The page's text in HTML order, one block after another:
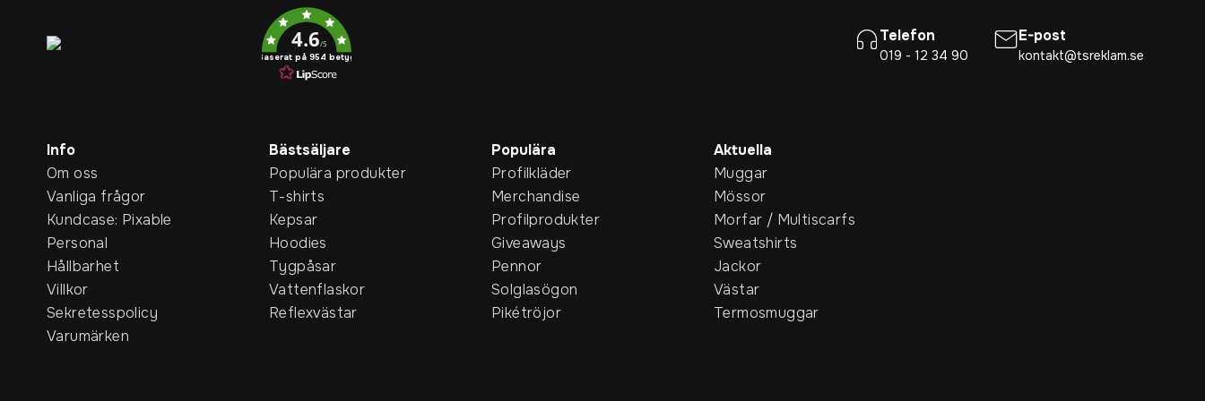
4.6/5
Baserat på 954 betyg
Telefon
019 - 12 34 90
E-post
kontakt@tsreklam.se
Info
Om oss
Vanliga frågor
Kundcase: Pixable
Personal
Hållbarhet
Villkor
Sekretesspolicy
Varumärken
Bästsäljare
Populära produkter
T-shirts
Kepsar
Hoodies
Tygpåsar
Vattenflaskor
Reflexvästar
Populära
Profilkläder
Merchandise
Profilprodukter
Giveaways
Pennor
Solglasögon
Pikétröjor
Aktuella
Muggar
Mössor
Morfar / Multiscarfs
Sweatshirts
Jackor
Västar
Termosmuggar